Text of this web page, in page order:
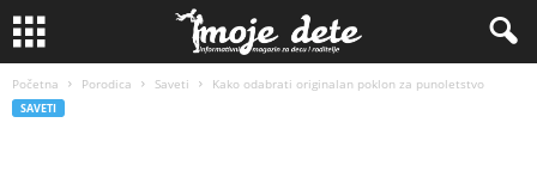
Početna Porodica Saveti Kako odabrati originalan poklon za punoletstvo
SAVETI